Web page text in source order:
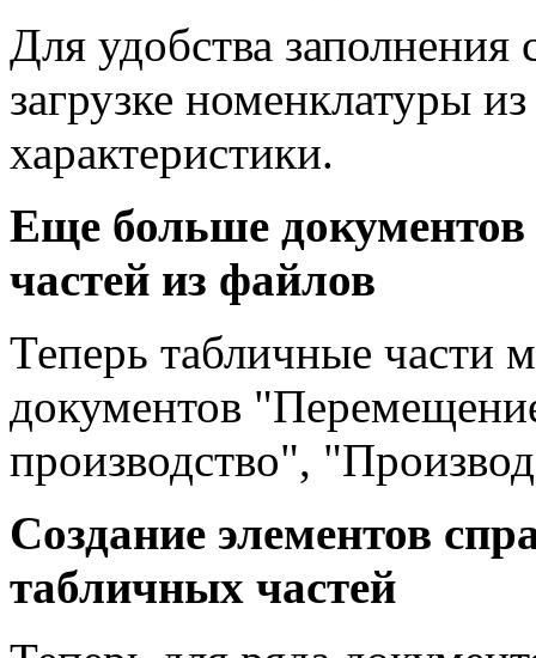
Для удобства заполнения
загрузке номенклатуры
характеристики.
Еще больше документов
частей из файлов
Теперь табличные части
документов
производство",
Создание элементов
табличных частей